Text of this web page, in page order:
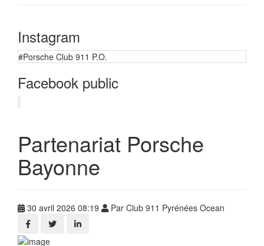
Instagram
#Porsche Club 911 P.O.
Facebook public
Partenariat Porsche
Bayonne
30 avril 2026 08:19 Par Club 911 Pyrénées Ocean